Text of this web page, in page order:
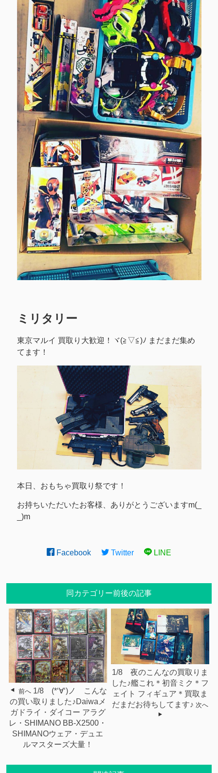
ミリタリー
東京マルイ 買取り大歓迎！ヾ(≧▽≦)ﾉ まだまだ集め
てます！
本日、おもちゃ買取り祭です！
お持ちいただいたお客様、ありがとうございますm(_
_)m
Facebook Twitter LINE
同カテゴリー前後の記事
前へ 1/8 (*‘∀‘)ノ こんな
の買い取りました♪Daiwaメ
ガドライ・ダイコー アラグ
レ・SHIMANO BB-X2500・
SHIMANOウェア・デュエ
ルマスターズ大量！
1/8 夜のこんなの買取りま
した♪艦これ＊初音ミク＊フ
ェイト フィギュア＊買取ま
だまだお待ちしてます♪ 次へ